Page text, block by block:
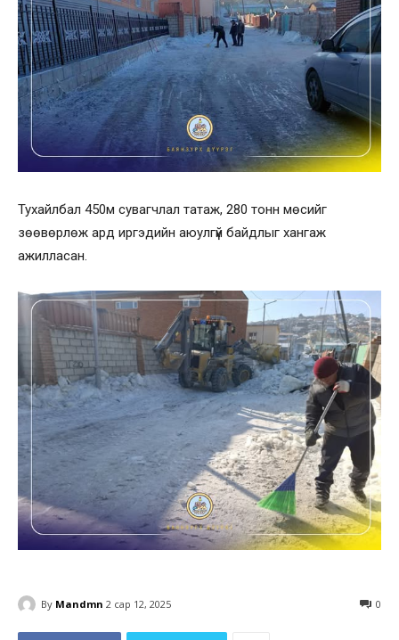
Тухайлбал 450м сувагчлал татаж, 280 тонн мөсийг
зөөвөрлөж ард иргэдийн аюулгүй байдлыг хангаж
ажилласан.
By Mandmn 2 сар 12, 2025 0